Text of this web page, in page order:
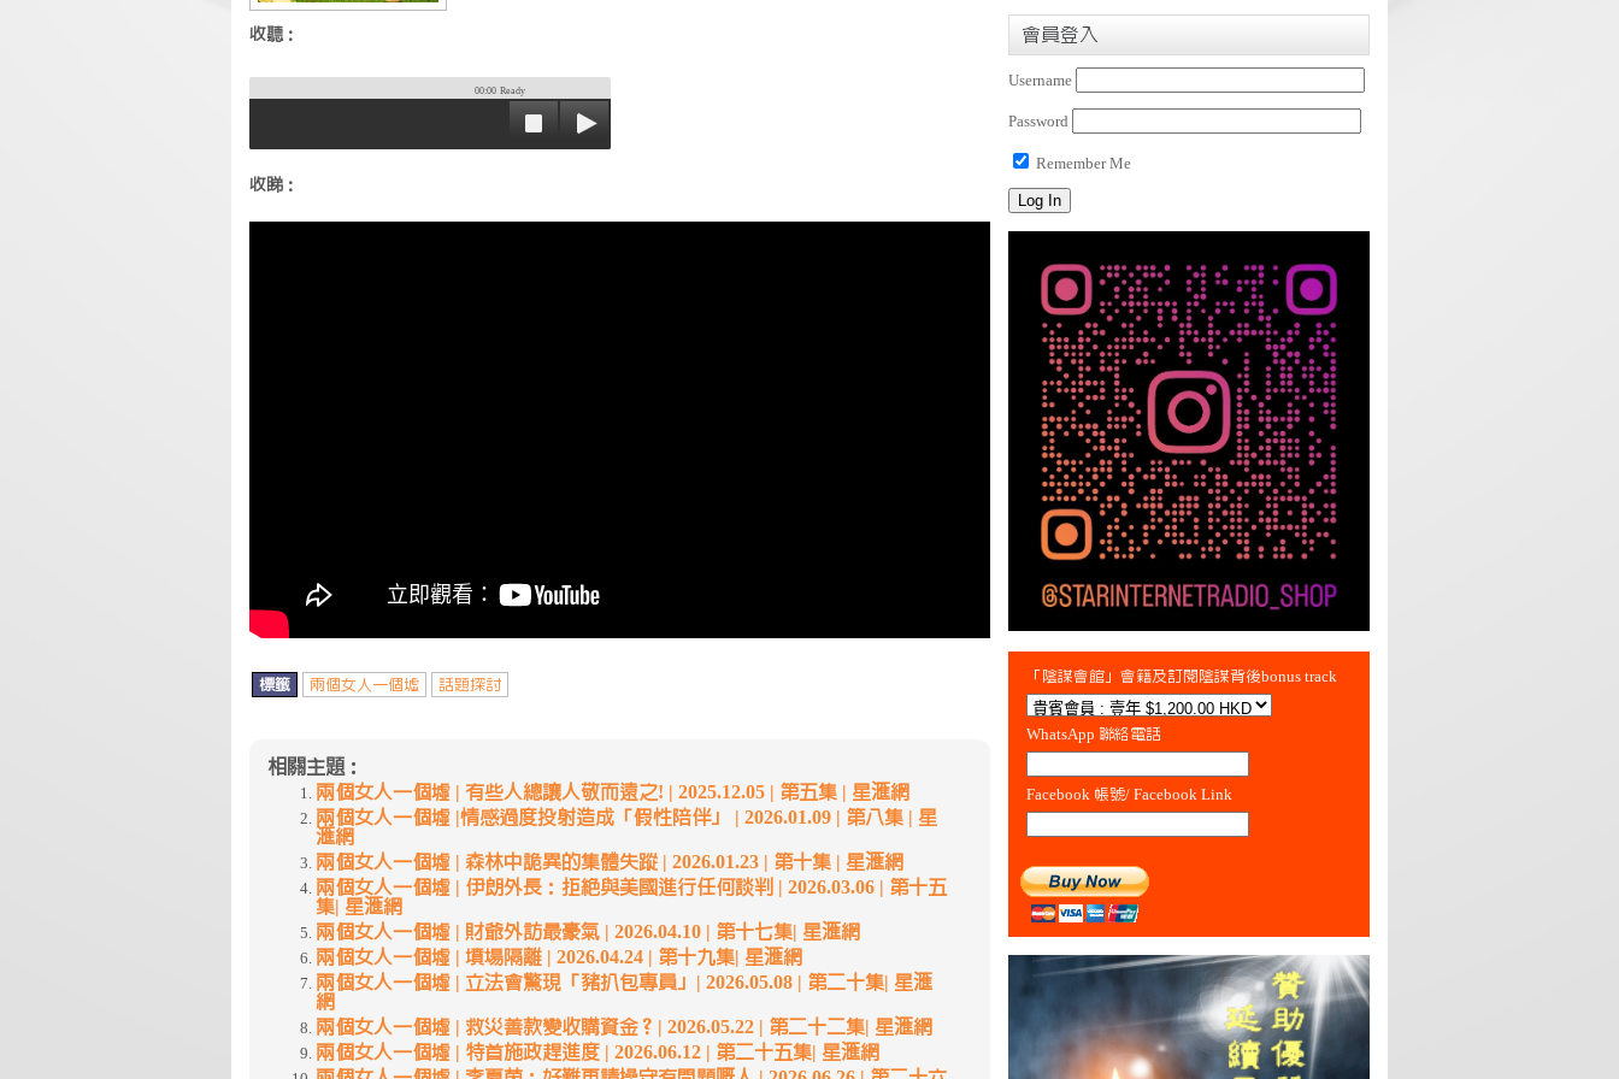
收聽：
00:00 Ready
收睇：
標籤 兩個女人一個墟 話題探討
相關主題：
兩個女人一個墟 | 有些人總讓人敬而遠之! | 2025.12.05 | 第五集 | 星滙網
兩個女人一個墟 |情感過度投射造成「假性陪伴」 | 2026.01.09 | 第八集 | 星
滙網
兩個女人一個墟 | 森林中詭異的集體失蹤 | 2026.01.23 | 第十集 | 星滙網
兩個女人一個墟 | 伊朗外長：拒絕與美國進行任何談判 | 2026.03.06 | 第十五
集| 星滙網
兩個女人一個墟 | 財爺外訪最豪氣 | 2026.04.10 | 第十七集| 星滙網
兩個女人一個墟 | 墳場隔離 | 2026.04.24 | 第十九集| 星滙網
兩個女人一個墟 | 立法會驚現「豬扒包專員」| 2026.05.08 | 第二十集| 星滙
網
兩個女人一個墟 | 救災善款變收購資金？| 2026.05.22 | 第二十二集| 星滙網
兩個女人一個墟 | 特首施政趕進度 | 2026.06.12 | 第二十五集| 星滙網
會員登入
Username
Password
Remember Me
「陰謀會館」會籍及訂閱陰謀背後bonus track
WhatsApp 聯絡電話
Facebook 帳號/ Facebook Link